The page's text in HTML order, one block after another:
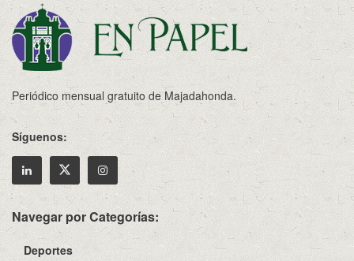
Periódico mensual gratuito de Majadahonda.
Síguenos:
Navegar por Categorías:
Deportes